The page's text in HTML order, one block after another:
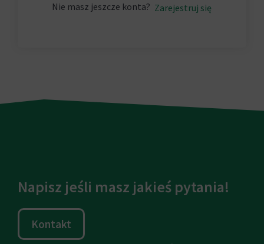
Nie masz jeszcze konta? Zarejestruj się
Napisz jeśli masz jakieś pytania!
Kontakt